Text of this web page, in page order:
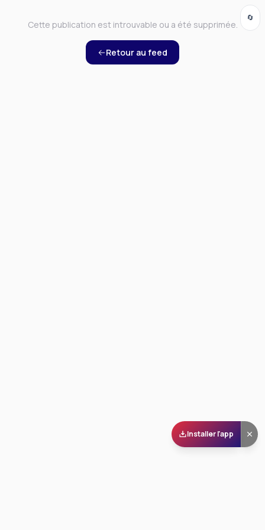
Cette publication est introuvable ou a été supprimée.
Retour au feed
Installer l'app
🔄